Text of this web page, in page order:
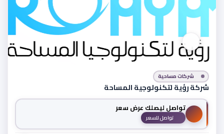
شركات مساحية
شركة رؤية لتكنولوجية المساحة
تواصل ليصلك عرض سعر
تواصل للسعر